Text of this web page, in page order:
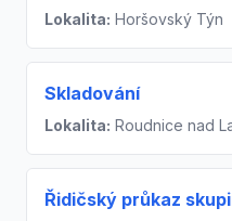
Lokalita: Horšovský Týn
Skladování
Lokalita: Roudnice nad
Řidičský průkaz